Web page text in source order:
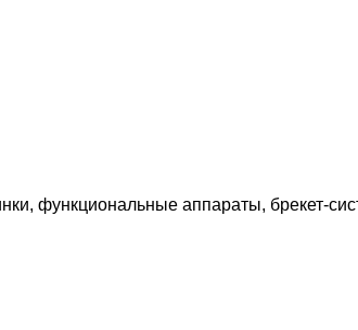
функциональные аппараты, брекет-